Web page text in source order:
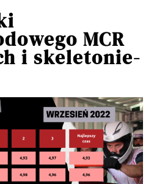
MCR
i skeletonie-